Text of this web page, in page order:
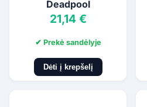
Deadpool
21,14 €
✔ Prekė sandėlyje
Dėti į krepšelį